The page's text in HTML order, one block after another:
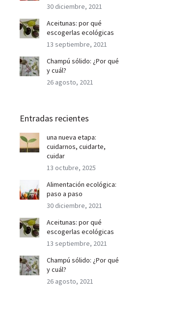
30 diciembre, 2021
Aceitunas: por qué
escogerlas ecológicas
13 septiembre, 2021
Champú sólido: ¿Por qué
y cuál?
26 agosto, 2021
Entradas recientes
una nueva etapa:
cuidarnos, cuidarte,
cuidar
13 octubre, 2025
Alimentación ecológica:
paso a paso
30 diciembre, 2021
Aceitunas: por qué
escogerlas ecológicas
13 septiembre, 2021
Champú sólido: ¿Por qué
y cuál?
26 agosto, 2021